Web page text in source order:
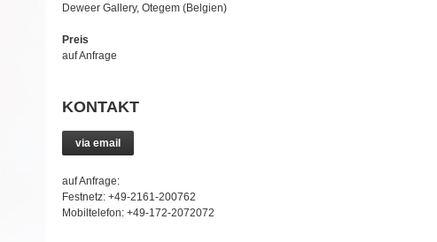
Deweer Gallery, Otegem (Belgien)
Preis
auf Anfrage
KONTAKT
via email
auf Anfrage:
Festnetz: +49-2161-200762
Mobiltelefon: +49-172-2072072